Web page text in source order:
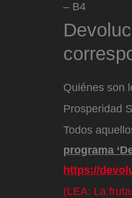
– B4
Quiénes son
Prosperidad
Todos
programa
https://
(LEA: La